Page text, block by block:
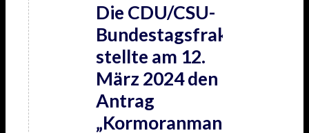
Die CDU/CSU-
Bundestagsfraktion
stellte am 12.
März 2024 den
Antrag
„Kormoranmanagement